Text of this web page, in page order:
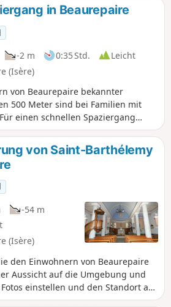
in Beaurepaire
-2 m 0:35 Std.
Leicht
(Isère)
von Beaurepaire bekannter
500 Meter sind bei Familien mit
einen schnellen Spaziergang
20 und 25 Minuten, für
30 und 40 Minuten.
von Saint-Barthélemy
-54 m
(Isère)
den Einwohnern von Beaurepaire
Aussicht auf die Umgebung und
einstellen und den Standort auf